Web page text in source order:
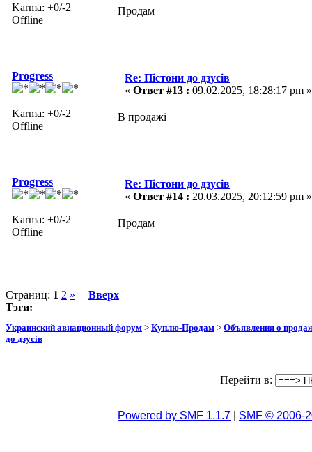
Karma: +0/-2
Offline
Продам
Progress
Karma: +0/-2
Offline
Re: Пістони до дзусів
« Ответ #13 : 09.02.2025, 18:28:17 pm »
В продажі
Progress
Karma: +0/-2
Offline
Re: Пістони до дзусів
« Ответ #14 : 20.03.2025, 20:12:59 pm »
Продам
Страниц: 1 2 » | Вверх
Тэги:
Украинский авиационный форум > Куплю-Продам > Объявления о
до дзусів
Перейти в:
Powered by SMF 1.1.7 SMF © 2006-